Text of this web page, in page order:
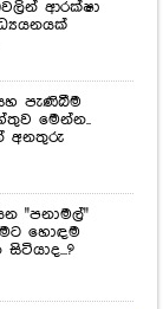
වඩා
සිතිය යුතු
විශේෂ
කෑවොත්,
ආරක්ෂා
පැණිබීම
මෙන්න..
අනතුරු